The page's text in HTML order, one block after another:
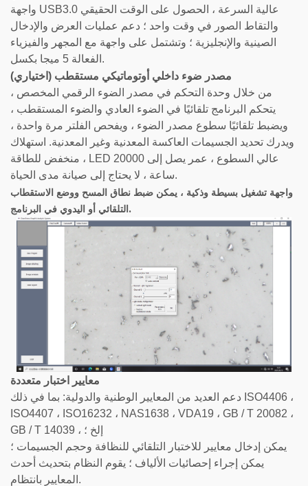
واجهة USB3.0 عالية السرعة ، الحصول على الوقت الحقيقي
والتقاط الصور في وقت واحد ؛ دعم عمليات العرض والإدخال
الصينية والإنجليزية ؛ وتشتمل على واجهة مع المجهر والفيزياء
الفعالة 5 ميجا بكسل.
مصدر ضوء داخلي أوتوماتيكي مستقطب (اختياري)
من خلال وحدة التحكم في مصدر الضوء الرقمي المخصص ،
يتحكم البرنامج تلقائيًا في الضوء العادي والضوء المستقطب ،
ويضبط تلقائيًا سطوع مصدر الضوء ، ويفحص الفلتر مرة واحدة ،
ويدرك تحديد الجسيمات العاكسة المعدنية وغير المعدنية. استهلاك
منخفض للطاقة ، LED عالي السطوع ، عمر يصل إلى 20000
ساعة ، لا يحتاج إلى صيانة مدى الحياة.
واجهة تشغيل بسيطة وذكية ، يمكن ضبط نطاق المسح ووضع الاستقطاب
التلقائي أو اليدوي في البرنامج.
معايير اختبار متعددة
دعم العديد من المعايير الوطنية والدولية: بما في ذلك ISO4406 ،
ISO4407 ، ISO16232 ، NAS1638 ، VDA19 ، GB / T 20082 ،
GB / T 14039 ، إلخ ؛
يمكن إدخال معايير للاختبار التلقائي للنظافة وحجم الجسيمات ؛
يمكن إجراء إحصائيات الألياف ؛ يقوم النظام بتحديث أحدث
المعايير بانتظام.